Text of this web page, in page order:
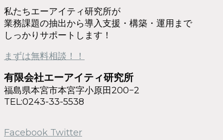
私たちエーアイティ研究所が
業務課題の抽出から導入支援・構築・運用まで
しっかりサポートします！
まずは無料相談！！
有限会社エーアイティ研究所
福島県本宮市本宮字小原田200−2
TEL:0243-33-5538
Facebook Twitter